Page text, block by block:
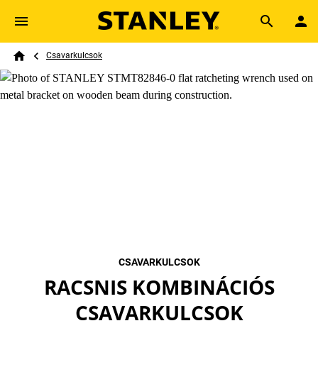
Skip to main content
Search
Breadcrumb
Csavarkulcsok
CSAVARKULCSOK
RACSNIS KOMBINÁCIÓS
CSAVARKULCSOK